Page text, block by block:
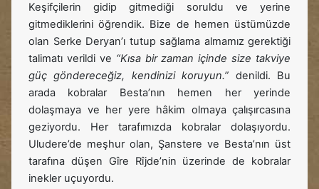
Keşifçilerin gidip gitmediği soruldu ve yerine
gitmediklerini öğrendik. Bize de hemen üstümüzde
olan Serke Deryan’ı tutup sağlama almamız gerektiği
talimatı verildi ve “Kısa bir zaman içinde size takviye
güç göndereceğiz, kendinizi koruyun.” denildi. Bu
arada kobralar Besta’nın hemen her yerinde
dolaşmaya ve her yere hâkim olmaya çalışırcasına
geziyordu. Her tarafımızda kobralar dolaşıyordu.
Uludere’de meşhur olan, Şanstere ve Besta’nın üst
tarafına düşen Gîre Rîjde’nin üzerinde de kobralar
inekler uçuyordu.